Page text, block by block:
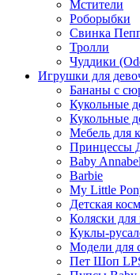
Мстители
Роборыбки
Свинка
Тролли
Чуддики
Игрушки для
Бананы с
Кукольные
Кукольные
Мебель для
Принцессы
Baby
Barbie
My Little
Детская
Коляски для
Куклы-
Модели для
Пет Шоп